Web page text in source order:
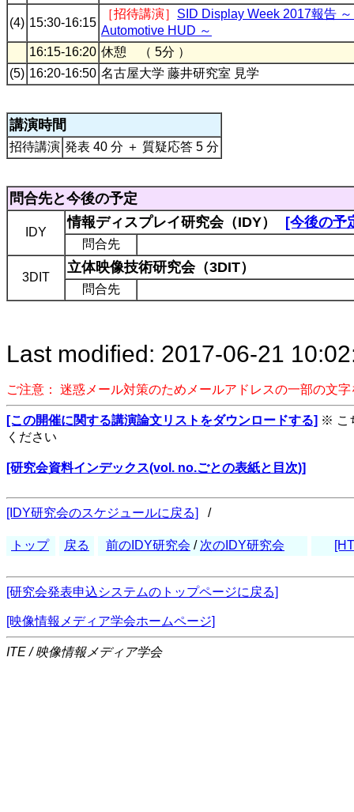
(4) 15:30-16:15
［招待講演］ SID Display Week 2017報告
Automotive HUD ～
16:15-16:20 休憩 （ 5分 ）
(5) 16:20-16:50 名古屋大学 藤井研究室 見学
講演時間
招待講演 発表 40 分 ＋ 質疑応答 5 分
問合先と今後の予定
IDY
情報ディスプレイ研究会（IDY） [今後の予
問合先
3DIT
立体映像技術研究会（3DIT）
問合先
Last modified: 2017-06-21
ご注意： 迷惑メール対策のためメールアドレスの一部の文
[この開催に関する講演論文リストをダウンロードする] ※ こ
ください
[研究会資料インデックス(vol. no.ごとの表紙と目次)]
[IDY研究会のスケジュールに戻る] /
トップ 戻る 前のIDY研究会 / 次のIDY研究会
[研究会発表申込システムのトップページに戻る]
[映像情報メディア学会ホームページ]
ITE / 映像情報メディア学会